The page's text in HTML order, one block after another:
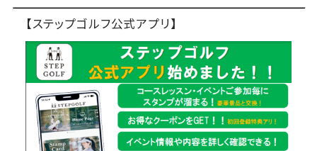
【ステップゴルフ公式アプリ】